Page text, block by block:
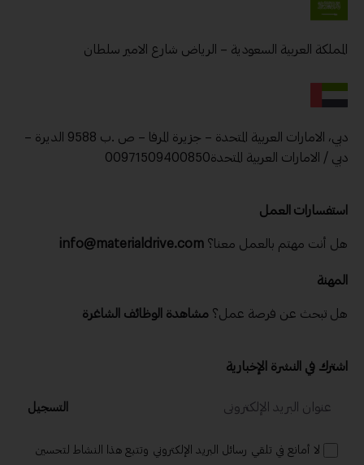
المملكة العربية السعودية – الرياض شارع الامير سلطان
دبي، الامارات العربية المتحدة – جزيرة المرفا – ص .ب 9588 الديرة –
دبي / الامارات العربية المتحدة00971509400850
استفسارات العمل
هل أنت مهتم بالعمل معنا؟ info@materialdrive.com
المهنة
هل تبحث عن فرصة عمل؟ مشاهدة الوظائف الشاغرة
اشترك في النشرة الإخبارية
التسجيل
لا أمانع في تلقي رسائل البريد الإلكتروني وتتبع هذا النشاط لتحسين